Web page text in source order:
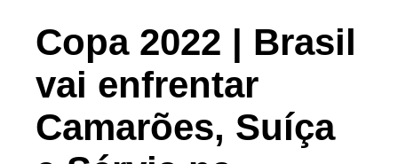
Copa 2022 | Brasil
vai enfrentar
Camarões, Suíça